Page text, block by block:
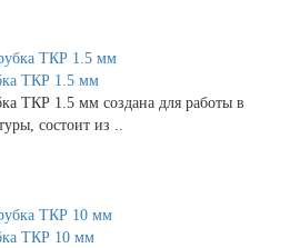
ТКР 1.5 мм
ТКР 1.5 мм создана для работы в
состоит из ..
ТКР 10 мм